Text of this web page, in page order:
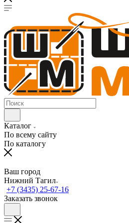
Каталог
По всему сайту
По каталогу
Ваш город
Нижний Тагил
+7 (3435) 25-67-16
Заказать звонок